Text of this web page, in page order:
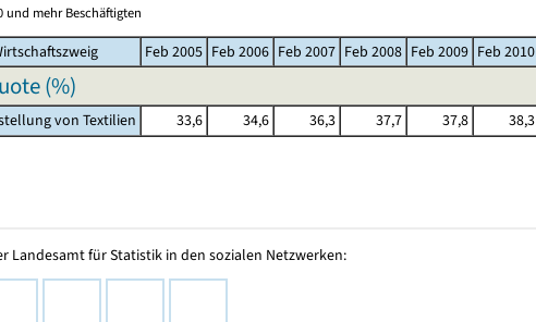
und mehr Beschäftigten
Feb 2005 Feb 2006 Feb 2007 Feb 2008 Feb 2009 Feb 2010
(%)
von Textilien 33,6 34,6 36,3 37,7 37,8 38,3
Landesamt für Statistik in den sozialen Netzwerken: